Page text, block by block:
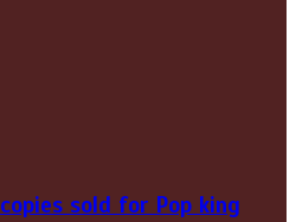
copies sold for Pop king